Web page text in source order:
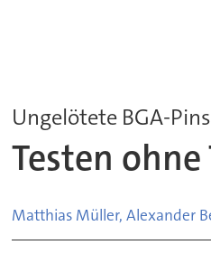
Ungelötete BGA-
Testen
Matthias Müller, Alexander